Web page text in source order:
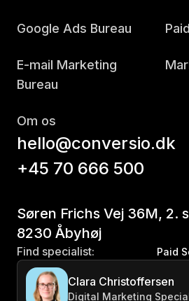
Google Ads Bureau
E-mail Marketing
Bureau
Om os
hello@conversio.dk
+45 70 666 500
Søren Frichs Vej 36M, 2.
8230 Åbyhøj
Find specialist: Paid
Clara Christoffersen
Digital Marketing